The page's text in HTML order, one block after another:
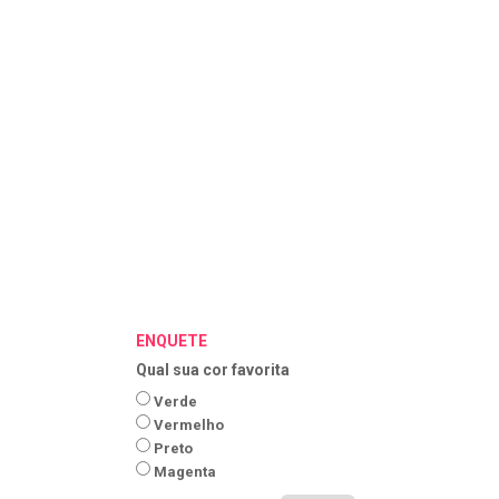
ENQUETE
Qual sua cor favorita
Verde
Vermelho
Preto
Magenta